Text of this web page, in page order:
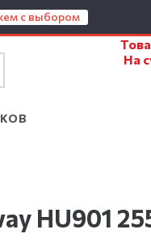
с выбором
На
HU901